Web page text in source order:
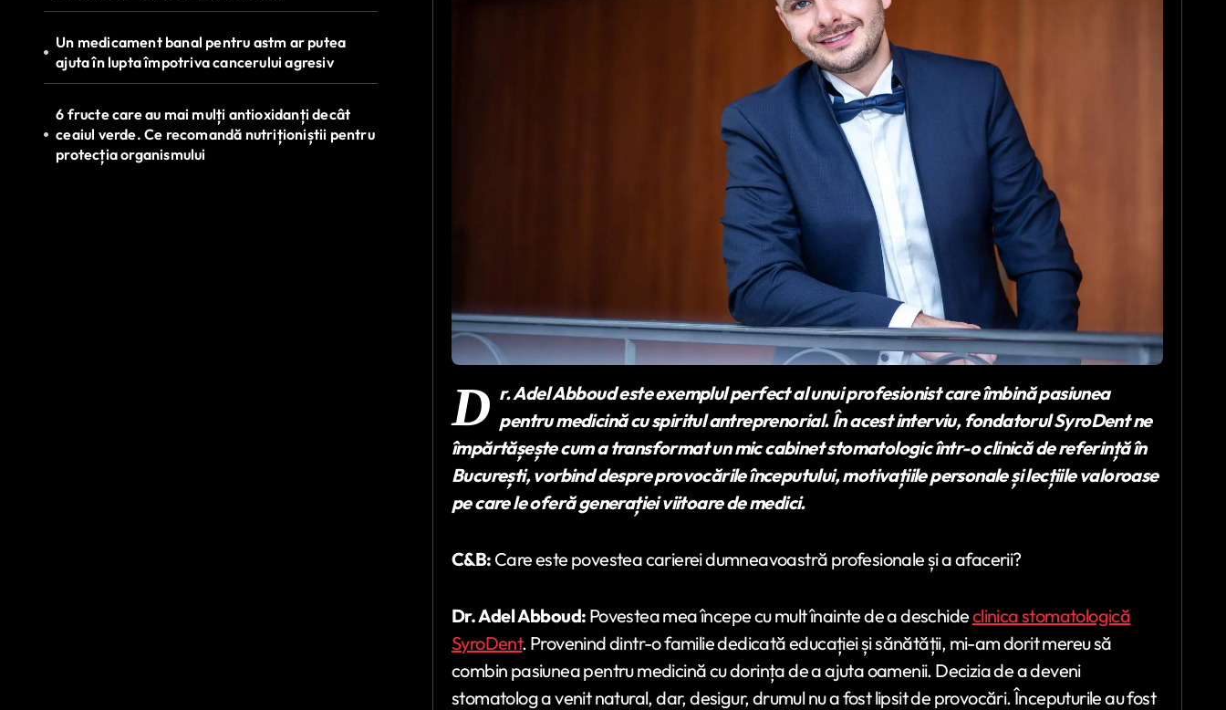
Un medicament banal pentru astm ar putea
ajuta în lupta împotriva cancerului agresiv
6 fructe care au mai mulți antioxidanți decât
ceaiul verde. Ce recomandă nutriționiștii pentru
protecția organismului
D r. Adel Abboud este exemplul perfect al unui profesionist care îmbină pasiunea
pentru medicină cu spiritul antreprenorial. În acest interviu, fondatorul SyroDent ne
împărtășește cum a transformat un mic cabinet stomatologic într-o clinică de referință în
București, vorbind despre provocările începutului, motivațiile personale și lecțiile valoroase
pe care le oferă generației viitoare de medici.
C&B: Care este povestea carierei dumneavoastră profesionale și a afacerii?
Dr. Adel Abboud: Povestea mea începe cu mult înainte de a deschideclinica stomatologică
SyroDent. Provenind dintr-o familie dedicată educației și sănătății, mi-am dorit mereu să
combin pasiunea pentru medicină cu dorința de a ajuta oamenii. Decizia de a deveni
stomatolog a venit natural, dar, desigur, drumul nu a fost lipsit de provocări. Începuturile au fost